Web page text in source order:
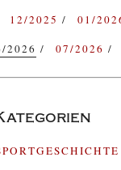
12/2025 01/
2026 07/2026